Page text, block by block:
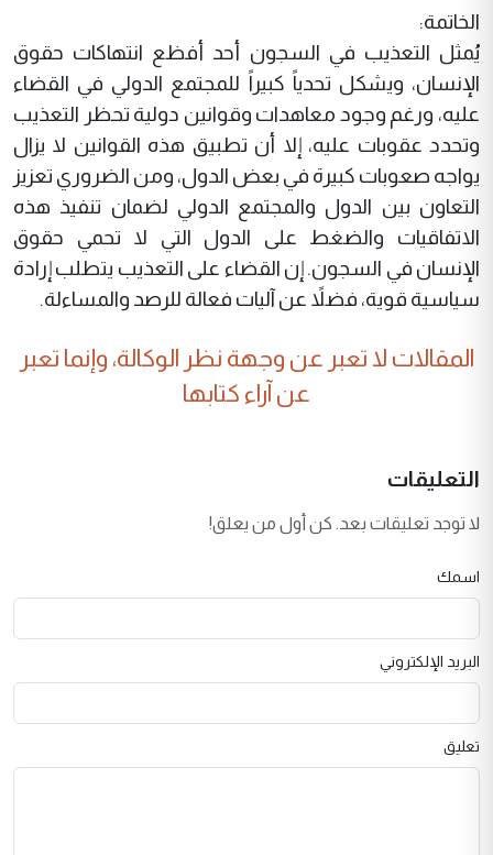
الخاتمة:
يُمثل التعذيب في السجون أحد أفظع انتهاكات حقوق
الإنسان، ويشكل تحدياً كبيراً للمجتمع الدولي في القضاء
عليه، ورغم وجود معاهدات وقوانين دولية تحظر التعذيب
وتحدد عقوبات عليه، إلا أن تطبيق هذه القوانين لا يزال
يواجه صعوبات كبيرة في بعض الدول، ومن الضروري تعزيز
التعاون بين الدول والمجتمع الدولي لضمان تنفيذ هذه
الاتفاقيات والضغط على الدول التي لا تحمي حقوق
الإنسان في السجون. إن القضاء على التعذيب يتطلب إرادة
سياسية قوية، فضلاً عن آليات فعالة للرصد والمساءلة.
المقالات لا تعبر عن وجهة نظر الوكالة، وإنما تعبر
عن آراء كتابها
التعليقات
لا توجد تعليقات بعد. كن أول من يعلق!
اسمك
البريد الإلكتروني
تعليق